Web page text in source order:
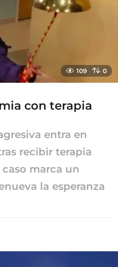
109 0
con terapia
entra en
recibir terapia
marca un
la esperanza